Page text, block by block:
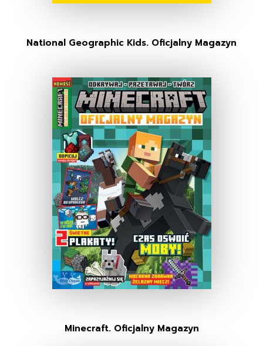
National Geographic Kids. Oficjalny Magazyn
Minecraft. Oficjalny Magazyn